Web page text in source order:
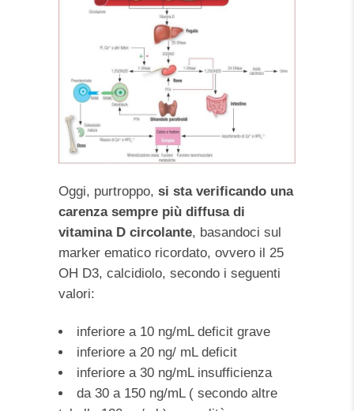
Oggi, purtroppo, si sta verificando una
carenza sempre più diffusa di
vitamina D circolante, basandoci sul
marker ematico ricordato, ovvero il 25
OH D3, calcidiolo, secondo i seguenti
valori:
inferiore a 10 ng/mL deficit grave
inferiore a 20 ng/ mL deficit
inferiore a 30 ng/mL insufficienza
da 30 a 150 ng/mL ( secondo altre